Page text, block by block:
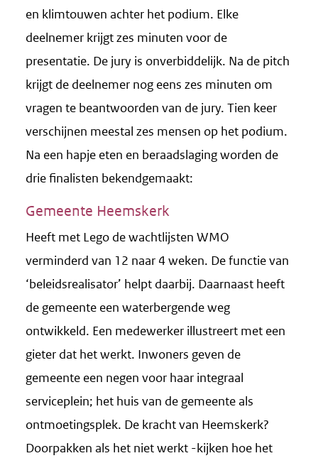
en klimtouwen achter het podium. Elke
deelnemer krijgt zes minuten voor de
presentatie. De jury is onverbiddelijk. Na de pitch
krijgt de deelnemer nog eens zes minuten om
vragen te beantwoorden van de jury. Tien keer
verschijnen meestal zes mensen op het podium.
Na een hapje eten en beraadslaging worden de
drie finalisten bekendgemaakt:
Gemeente Heemskerk
Heeft met Lego de wachtlijsten WMO
verminderd van 12 naar 4 weken. De functie van
‘beleidsrealisator’ helpt daarbij. Daarnaast heeft
de gemeente een waterbergende weg
ontwikkeld. Een medewerker illustreert met een
gieter dat het werkt. Inwoners geven de
gemeente een negen voor haar integraal
serviceplein; het huis van de gemeente als
ontmoetingsplek. De kracht van Heemskerk?
Doorpakken als het niet werkt -kijken hoe het